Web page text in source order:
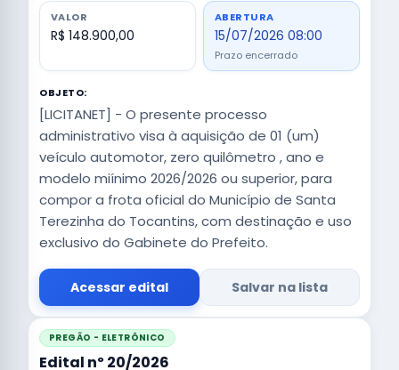
VALOR
R$ 148.900,00
ABERTURA
15/07/2026 08:00
Prazo encerrado
OBJETO:
[LICITANET] - O presente processo
administrativo visa à aquisição de 01 (um)
veículo automotor, zero quilômetro , ano e
modelo miínimo 2026/2026 ou superior, para
compor a frota oficial do Município de Santa
Terezinha do Tocantins, com destinação e uso
exclusivo do Gabinete do Prefeito.
Acessar edital Salvar na lista
PREGÃO - ELETRÔNICO
Edital nº 20/2026